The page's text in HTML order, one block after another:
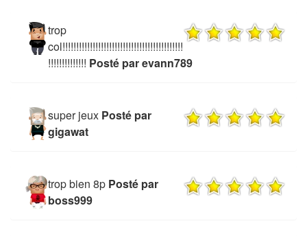
trop
col!!!!!!!!!!!!!!!!!!!!!!!!!!!!!!!!!!!!!!!!!!!!
!!!!!!!!!!!!!! Posté par evann789
super jeux Posté par
gigawat
trop bien 8p Posté par
boss999